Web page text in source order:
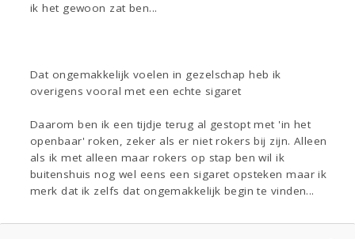
ik het gewoon zat ben...
Dat ongemakkelijk voelen in gezelschap heb ik
overigens vooral met een echte sigaret
Daarom ben ik een tijdje terug al gestopt met 'in het
openbaar' roken, zeker als er niet rokers bij zijn. Alleen
als ik met alleen maar rokers op stap ben wil ik
buitenshuis nog wel eens een sigaret opsteken maar ik
merk dat ik zelfs dat ongemakkelijk begin te vinden...